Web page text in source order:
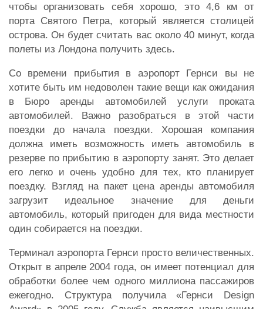
чтобы организовать себя хорошо, это 4,6 км от
порта Святого Петра, который является столицей
острова. Он будет считать вас около 40 минут, когда
полеты из Лондона получить здесь.
Со времени прибытия в аэропорт Гернси вы не
хотите быть им недоволен такие вещи как ожидания
в Бюро аренды автомобилей услуги проката
автомобилей. Важно разобраться в этой части
поездки до начала поездки. Хорошая компания
должна иметь возможность иметь автомобиль в
резерве по прибытию в аэропорту занят. Это делает
его легко и очень удобно для тех, кто планирует
поездку. Взгляд на пакет цена аренды автомобиля
загрузит идеальное значение для деньги
автомобиль, который пригоден для вида местности
один собирается на поездки.
Терминал аэропорта Гернси просто величественных.
Открыт в апреле 2004 года, он имеет потенциал для
обработки более чем одного миллиона пассажиров
ежегодно. Структура получила «Гернси Design